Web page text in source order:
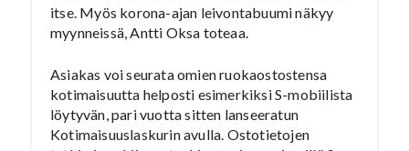
itse. Myös korona-ajan leivontabuumi näkyy
myynneissä, Antti Oksa toteaa.
Asiakas voi seurata omien ruokaostostensa
kotimaisuutta helposti esimerkiksi S-mobiilista
löytyvän, pari vuotta sitten lanseeratun
Kotimaisuuslaskurin avulla. Ostotietojen